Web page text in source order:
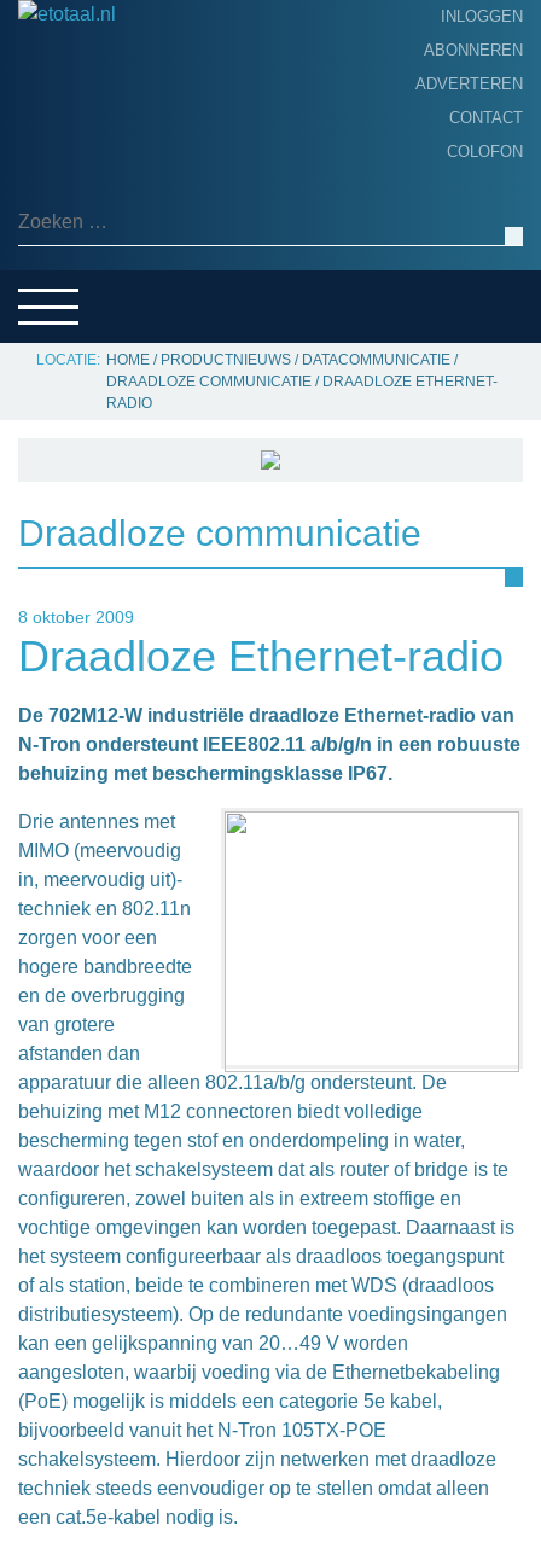
INLOGGEN
ABONNEREN
ADVERTEREN
CONTACT
COLOFON
Zoeken naar:
SERVICE
HOME / PRODUCTNIEUWS / DATACOMMUNICATIE /
DRAADLOZE COMMUNICATIE / DRAADLOZE ETHERNET-
RADIO
Draadloze communicatie
8 oktober 2009
Draadloze Ethernet-radio
De 702M12-W industriële draadloze Ethernet-radio van
N-Tron ondersteunt IEEE802.11 a/b/g/n in een robuuste
behuizing met beschermingsklasse IP67.
Drie antennes met
MIMO (meervoudig
in, meervoudig uit)-
techniek en 802.11n
zorgen voor een
hogere bandbreedte
en de overbrugging
van grotere
afstanden dan
apparatuur die alleen 802.11a/b/g ondersteunt. De
behuizing met M12 connectoren biedt volledige
bescherming tegen stof en onderdompeling in water,
waardoor het schakelsysteem dat als router of bridge is te
configureren, zowel buiten als in extreem stoffige en
vochtige omgevingen kan worden toegepast. Daarnaast is
het systeem configureerbaar als draadloos toegangspunt
of als station, beide te combineren met WDS (draadloos
distributiesysteem). Op de redundante voedingsingangen
kan een gelijkspanning van 20…49 V worden
aangesloten, waarbij voeding via de Ethernetbekabeling
(PoE) mogelijk is middels een categorie 5e kabel,
bijvoorbeeld vanuit het N-Tron 105TX-POE
schakelsysteem. Hierdoor zijn netwerken met draadloze
techniek steeds eenvoudiger op te stellen omdat alleen
een cat.5e-kabel nodig is.